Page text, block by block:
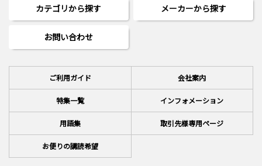
カテゴリから探す メーカーから探す
お問い合わせ
ご利用ガイド 会社案内
特集一覧 インフォメーション
用語集 取引先様専用ページ
お便りの講読希望